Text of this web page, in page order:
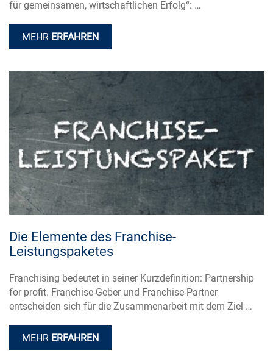
für gemeinsamen, wirtschaftlichen Erfolg“: …
MEHR ERFAHREN
Die Elemente des Franchise-
Leistungspaketes
Franchising bedeutet in seiner Kurzdefinition: Partnership
for profit. Franchise-Geber und Franchise-Partner
entscheiden sich für die Zusammenarbeit mit dem Ziel …
MEHR ERFAHREN